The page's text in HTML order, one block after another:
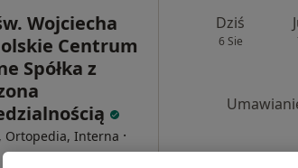
Wojciecha
Centrum
Spółka z
Ortopedia, Interna ·
Dziś
6 Sie